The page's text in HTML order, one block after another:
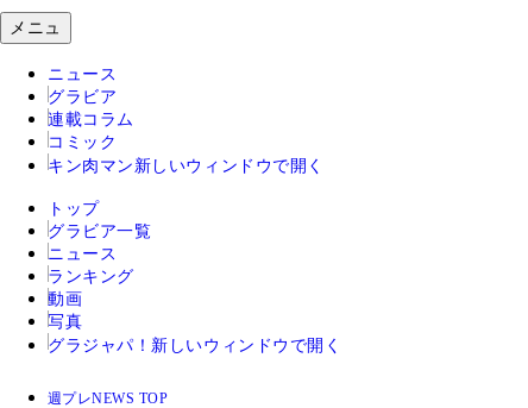
メニュ
ニュース
グラビア
連載コラム
コミック
キン肉マン 新しいウィンドウで開く
トップ
グラビア一覧
ニュース
ランキング
動画
写真
グラジャパ！ 新しいウィンドウで開く
週プレNEWS TOP